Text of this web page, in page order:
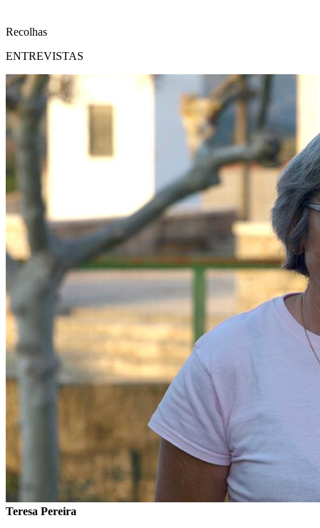
Recolhas
ENTREVISTAS
Teresa Pereira